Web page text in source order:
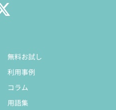
無料お試し
利用事例
コラム
用語集